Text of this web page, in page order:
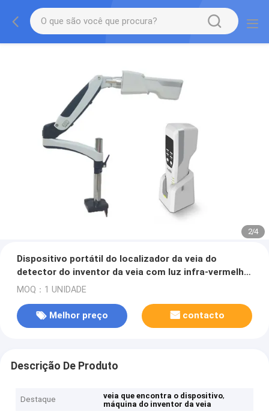
2/4
Dispositivo portátil do localizador da veia do
detector do inventor da veia com luz infra-vermelha
próxima para o infante
MOQ：1 UNIDADE
Melhor preço contacto
Descrição De Produto
Destaque veia que encontra o dispositivo,
máquina do inventor da veia